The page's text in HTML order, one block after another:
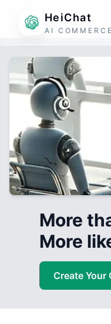
HeiChat
AI
More
More
Create Your